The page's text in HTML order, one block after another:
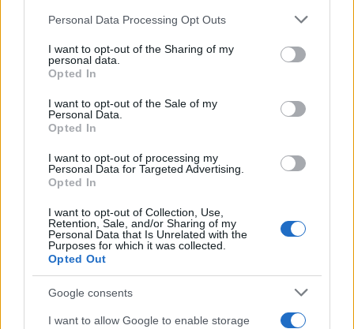
Please note that this website/app uses one or more Google
not limited to your visit or usage behaviour. You may click to
grant or deny consent to Google and its third-party tags to
use your data for below specified purposes in below Google
consent section.
Personal Data Processing Opt Outs
I want to opt-out of the Sharing of my
personal data.
Opted In
I want to opt-out of the Sale of my
Personal Data.
Opted In
I want to opt-out of processing my
Personal Data for Targeted Advertising.
Opted In
I want to opt-out of Collection, Use,
Retention, Sale, and/or Sharing of my
Personal Data that Is Unrelated with the
Purposes for which it was collected.
Opted Out
Google consents
I want to allow Google to enable storage
Noticias jurídicas y jurisprudencia
ICAM CGPJ
No te pierdas nada, suscríbete a
Confilegal
SeccionesConfilegal